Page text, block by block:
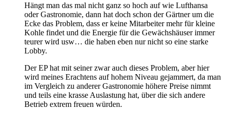
Hängt man das mal nicht ganz so hoch auf wie Lufthansa
oder Gastronomie, dann hat doch schon der Gärtner um die
Ecke das Problem, dass er keine Mitarbeiter mehr für kleine
Kohle findet und die Energie für die Gewächshäuser immer
teurer wird usw… die haben eben nur nicht so eine starke
Lobby.
Der EP hat mit seiner zwar auch dieses Problem, aber hier
wird meines Erachtens auf hohem Niveau gejammert, da man
im Vergleich zu anderer Gastronomie höhere Preise nimmt
und teils eine krasse Auslastung hat, über die sich andere
Betrieb extrem freuen würden.